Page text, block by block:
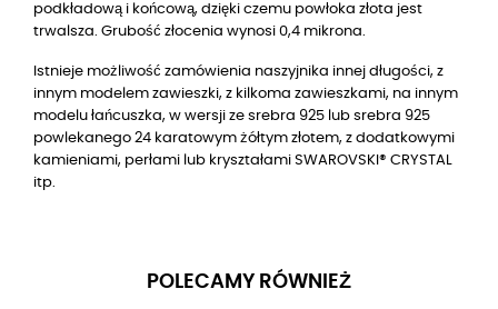
podkładową i końcową, dzięki czemu powłoka złota jest
trwalsza. Grubość złocenia wynosi 0,4 mikrona.
Istnieje możliwość zamówienia naszyjnika innej długości, z
innym modelem zawieszki, z kilkoma zawieszkami, na innym
modelu łańcuszka, w wersji ze srebra 925 lub srebra 925
powlekanego 24 karatowym żółtym złotem, z dodatkowymi
kamieniami, perłami lub kryształami SWAROVSKI® CRYSTAL
itp.
POLECAMY RÓWNIEŻ